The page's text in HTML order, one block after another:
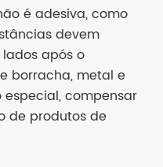
é adesiva, como
devem
após o
borracha, metal e
especial, compensar
de produtos de